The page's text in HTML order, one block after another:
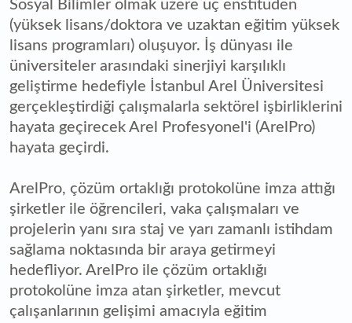
Sosyal Bilimler olmak üzere üç enstitüden
(yüksek lisans/doktora ve uzaktan eğitim yüksek
lisans programları) oluşuyor. İş dünyası ile
üniversiteler arasındaki sinerjiyi karşılıklı
geliştirme hedefiyle İstanbul Arel Üniversitesi
gerçekleştirdiği çalışmalarla sektörel işbirliklerini
hayata geçirecek Arel Profesyonel'i (ArelPro)
hayata geçirdi.
ArelPro, çözüm ortaklığı protokolüne imza attığı
şirketler ile öğrencileri, vaka çalışmaları ve
projelerin yanı sıra staj ve yarı zamanlı istihdam
sağlama noktasında bir araya getirmeyi
hedefliyor. ArelPro ile çözüm ortaklığı
protokolüne imza atan şirketler, mevcut
çalışanlarının gelişimi amacıyla eğitim